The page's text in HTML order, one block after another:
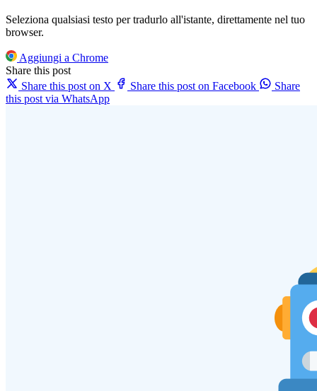
Seleziona qualsiasi testo per tradurlo all'istante, direttamente nel tuo
browser.
Aggiungi a Chrome
Share this post
Share this post on X
Share this post on Facebook
Share
this post via WhatsApp